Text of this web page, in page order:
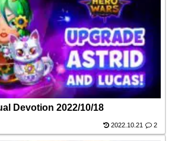
Devotion 2022/10/18
2022.10.21 2